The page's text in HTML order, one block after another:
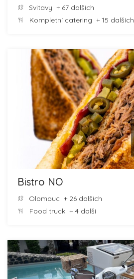
Svitavy + 67 dalších
Kompletní catering + 15 dalších
Bistro NO
Olomouc + 26 dalších
Food truck + 4 další